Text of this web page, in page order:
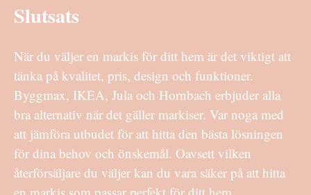
Slutsats
När du väljer en markis för ditt hem är det viktigt att
tänka på kvalitet, pris, design och funktioner.
Byggmax, IKEA, Jula och Hornbach erbjuder alla
bra alternativ när det gäller markiser. Var noga med
att jämföra utbudet för att hitta den bästa lösningen
för dina behov och önskemål. Oavsett vilken
återförsäljare du väljer kan du vara säker på att hitta